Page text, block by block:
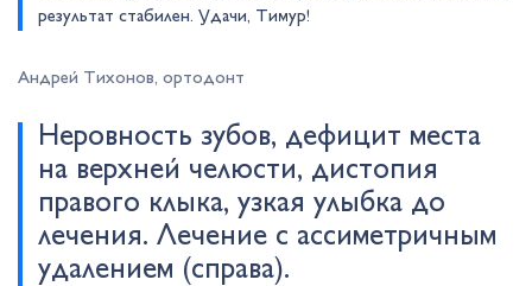
результат стабилен. Удачи, Тимур!
Андрей Тихонов, ортодонт
Неровность зубов, дефицит места
на верхней челюсти, дистопия
правого клыка, узкая улыбка до
лечения. Лечение с ассиметричным
удалением (справа).